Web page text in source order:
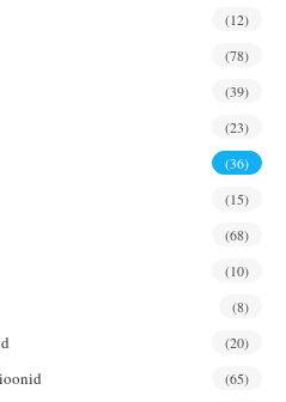
(12)
(78)
(39)
(23)
(36)
(15)
(68)
(10)
(8)
(20)
(65)